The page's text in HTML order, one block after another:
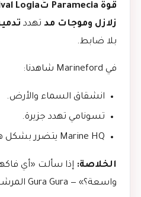
قوة Paramecia تُrival Logia
زلازل وموجات مد تهدد
بلا ضابط.
في Marineford شاهدنا:
انشقاق السماء والأرض.
تسونامي تهدد جزيرة.
Marine HQ يتضرر بشكل هائل.
الخلاصة: إذا سألت «أي
واسعة؟» — Gura Gura المرشح الأول.